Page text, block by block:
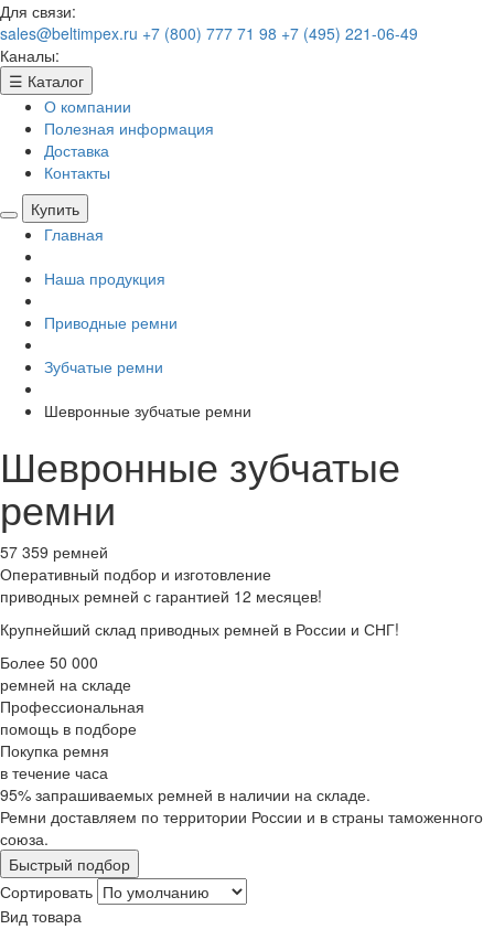
Для связи:
sales@beltimpex.ru +7 (800) 777 71 98 +7 (495) 221-06-49
Каналы:
☰ Каталог
О компании
Полезная информация
Доставка
Контакты
Купить
Главная
Наша продукция
Приводные ремни
Зубчатые ремни
Шевронные зубчатые ремни
Шевронные зубчатые
ремни
57 359 ремней
Оперативный подбор и изготовление
приводных ремней с гарантией 12 месяцев!
Крупнейший склад приводных ремней в России и СНГ!
Более 50 000
ремней на складе
Профессиональная
помощь в подборе
Покупка ремня
в течение часа
95% запрашиваемых ремней в наличии на складе.
Ремни доставляем по территории России и в страны таможенного
союза.
Быстрый подбор
Сортировать
Вид товара